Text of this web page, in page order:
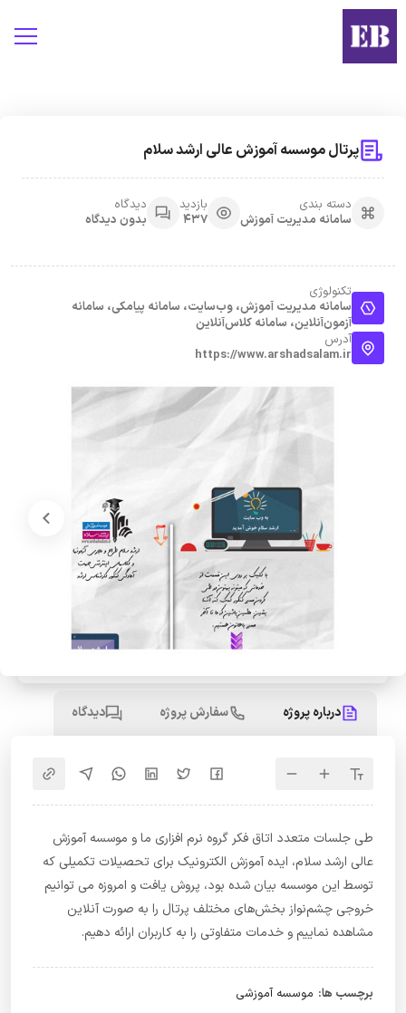
پرتال موسسه آموزش عالی ارشد سلام
دسته بندی
سامانه مدیریت آموزش
بازدید
437
دیدگاه
بدون دیدگاه
تکنولوژی
سامانه مدیریت آموزش، وب‌سایت، سامانه پیامکی، سامانه
آزمون‌آنلاین، سامانه کلاس‌آنلاین
آدرس
https://www.arshadsalam.ir
درباره پروژه سفارش پروژه دیدگاه
طی جلسات متعدد اتاق فکر گروه نرم افزاری ما و موسسه آموزش
عالی ارشد سلام، ایده آموزش الکترونیک برای تحصیلات تکمیلی که
توسط این موسسه بیان شده بود، پروش یافت و امروزه می توانیم
خروجی چشم‌نواز بخش‌های مختلف پرتال را به صورت آنلاین
مشاهده نماییم و خدمات متفاوتی را به کاربران ارائه دهیم.
برچسب ها: موسسه آموزشی